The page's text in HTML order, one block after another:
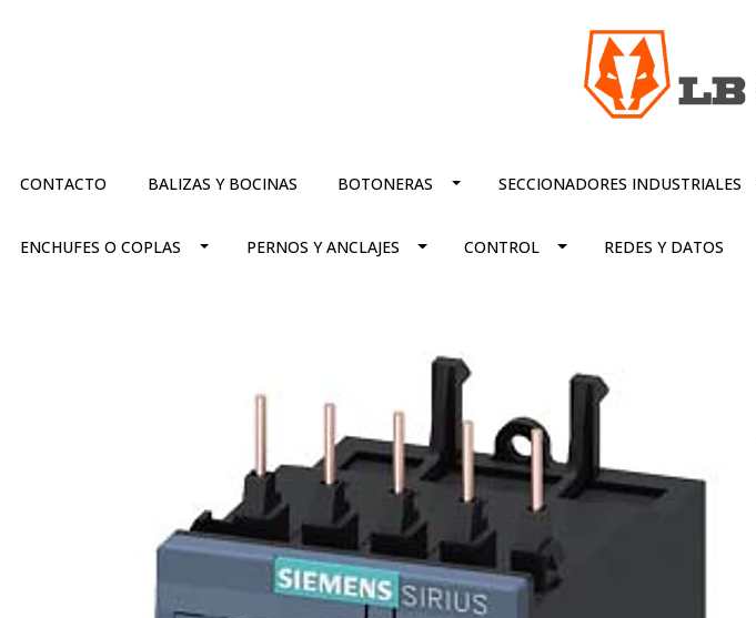
CONTACTO BALIZAS Y BOCINAS BOTONERAS SECCIONADORES INDUSTRIALES
ENCHUFES O COPLAS PERNOS Y ANCLAJES CONTROL REDES Y DATOS